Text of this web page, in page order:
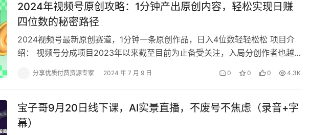
2024年视频号原创攻略：1分钟产出原创内容，轻松实现日赚
四位数的秘密路径
2024视频号最新原创赛道，1分钟一条原创作品，日入4位数轻轻松松 项目介
绍： 视频号分成项目2023年以来截至目前为止备受关注，入局分创作者也越
分享优质付费资源专家 2024 年 7 月 9 日 0 0 0 4.3K
宝子哥9月20日线下课，AI实景直播，不废号不焦虑（录音+字
幕）